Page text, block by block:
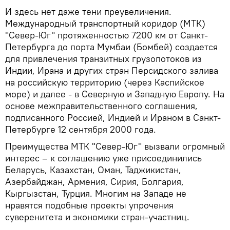
И здесь нет даже тени преувеличения.
Международный транспортный коридор (МТК)
"Север-Юг" протяженностью 7200 км от Санкт-
Петербурга до порта Мумбаи (Бомбей) создается
для привлечения транзитных грузопотоков из
Индии, Ирана и других стран Персидского залива
на российскую территорию (через Каспийское
море) и далее - в Северную и Западную Европу. На
основе межправительственного соглашения,
подписанного Россией, Индией и Ираном в Санкт-
Петербурге 12 сентября 2000 года.
Преимущества МТК "Север-Юг" вызвали огромный
интерес – к соглашению уже присоединились
Беларусь, Казахстан, Оман, Таджикистан,
Азербайджан, Армения, Сирия, Болгария,
Кыргызстан, Турция. Многим на Западе не
нравятся подобные проекты упрочения
суверенитета и экономики стран-участниц.